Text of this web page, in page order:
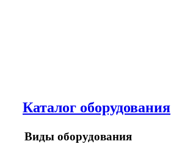
Каталог оборудования
Виды оборудования